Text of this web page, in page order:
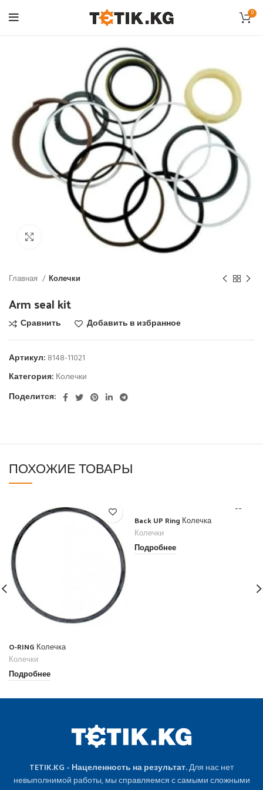
0
Click to enlarge
Главная Колечки
Arm seal kit
Сравнить Добавить в избранное
Артикул: 8148-11021
Категория: Колечки
Поделится:
ПОХОЖИЕ ТОВАРЫ
O-RING Колечка
Колечки
Подробнее
Back UP Ring Колечка
Колечки
Подробнее
TETIK.KG - Нацеленность на результат.Для нас нет
невыполнимой работы, мы справляемся с самыми сложными